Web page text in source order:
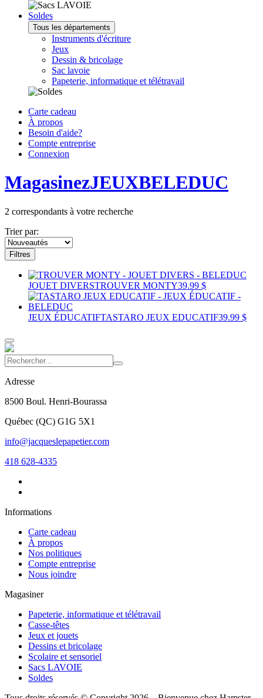
Soldes
Tous les départements
Instruments d'écriture
Jeux
Dessin & bricolage
Sac lavoie
Papeterie, informatique et télétravail
Carte cadeau
À propos
Besoin d'aide?
Compte entreprise
Connexion
MagasinezJEUXBELEDUC
2 correspondants à votre recherche
Trier par:
Filtres
JOUET DIVERSTROUVER MONTY39.99 $
JEUX ÉDUCATIFTASTARO JEUX EDUCATIF39.99 $
Adresse
8500 Boul. Henri-Bourassa
Québec (QC) G1G 5X1
info@jacqueslepapetier.com
418 628-4335
Informations
Carte cadeau
À propos
Nos politiques
Compte entreprise
Nous joindre
Magasiner
Papeterie, informatique et télétravail
Casse-têtes
Jeux et jouets
Dessins et bricolage
Scolaire et sensoriel
Sacs LAVOIE
Soldes